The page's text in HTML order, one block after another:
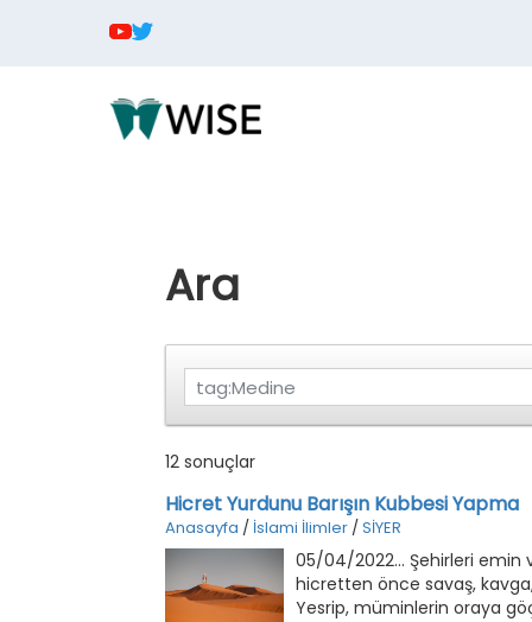
Ara
12 sonuçlar
Hicret Yurdunu Barışın Kubbesi Yapma
Anasayfa / İslami İlimler / SİYER
05/04/2022... Şehirleri emin
hicretten önce savaş,
Yesrip, müminlerin oraya